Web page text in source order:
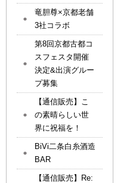
竜胆尊×京都老舗
3社コラボ
第8回京都古都コ
スフェスタ開催
決定&出演グルー
プ募集
【通信販売】こ
の素晴らしい世
界に祝福を！
BiVi二条白糸酒造
BAR
【通信販売】Re: